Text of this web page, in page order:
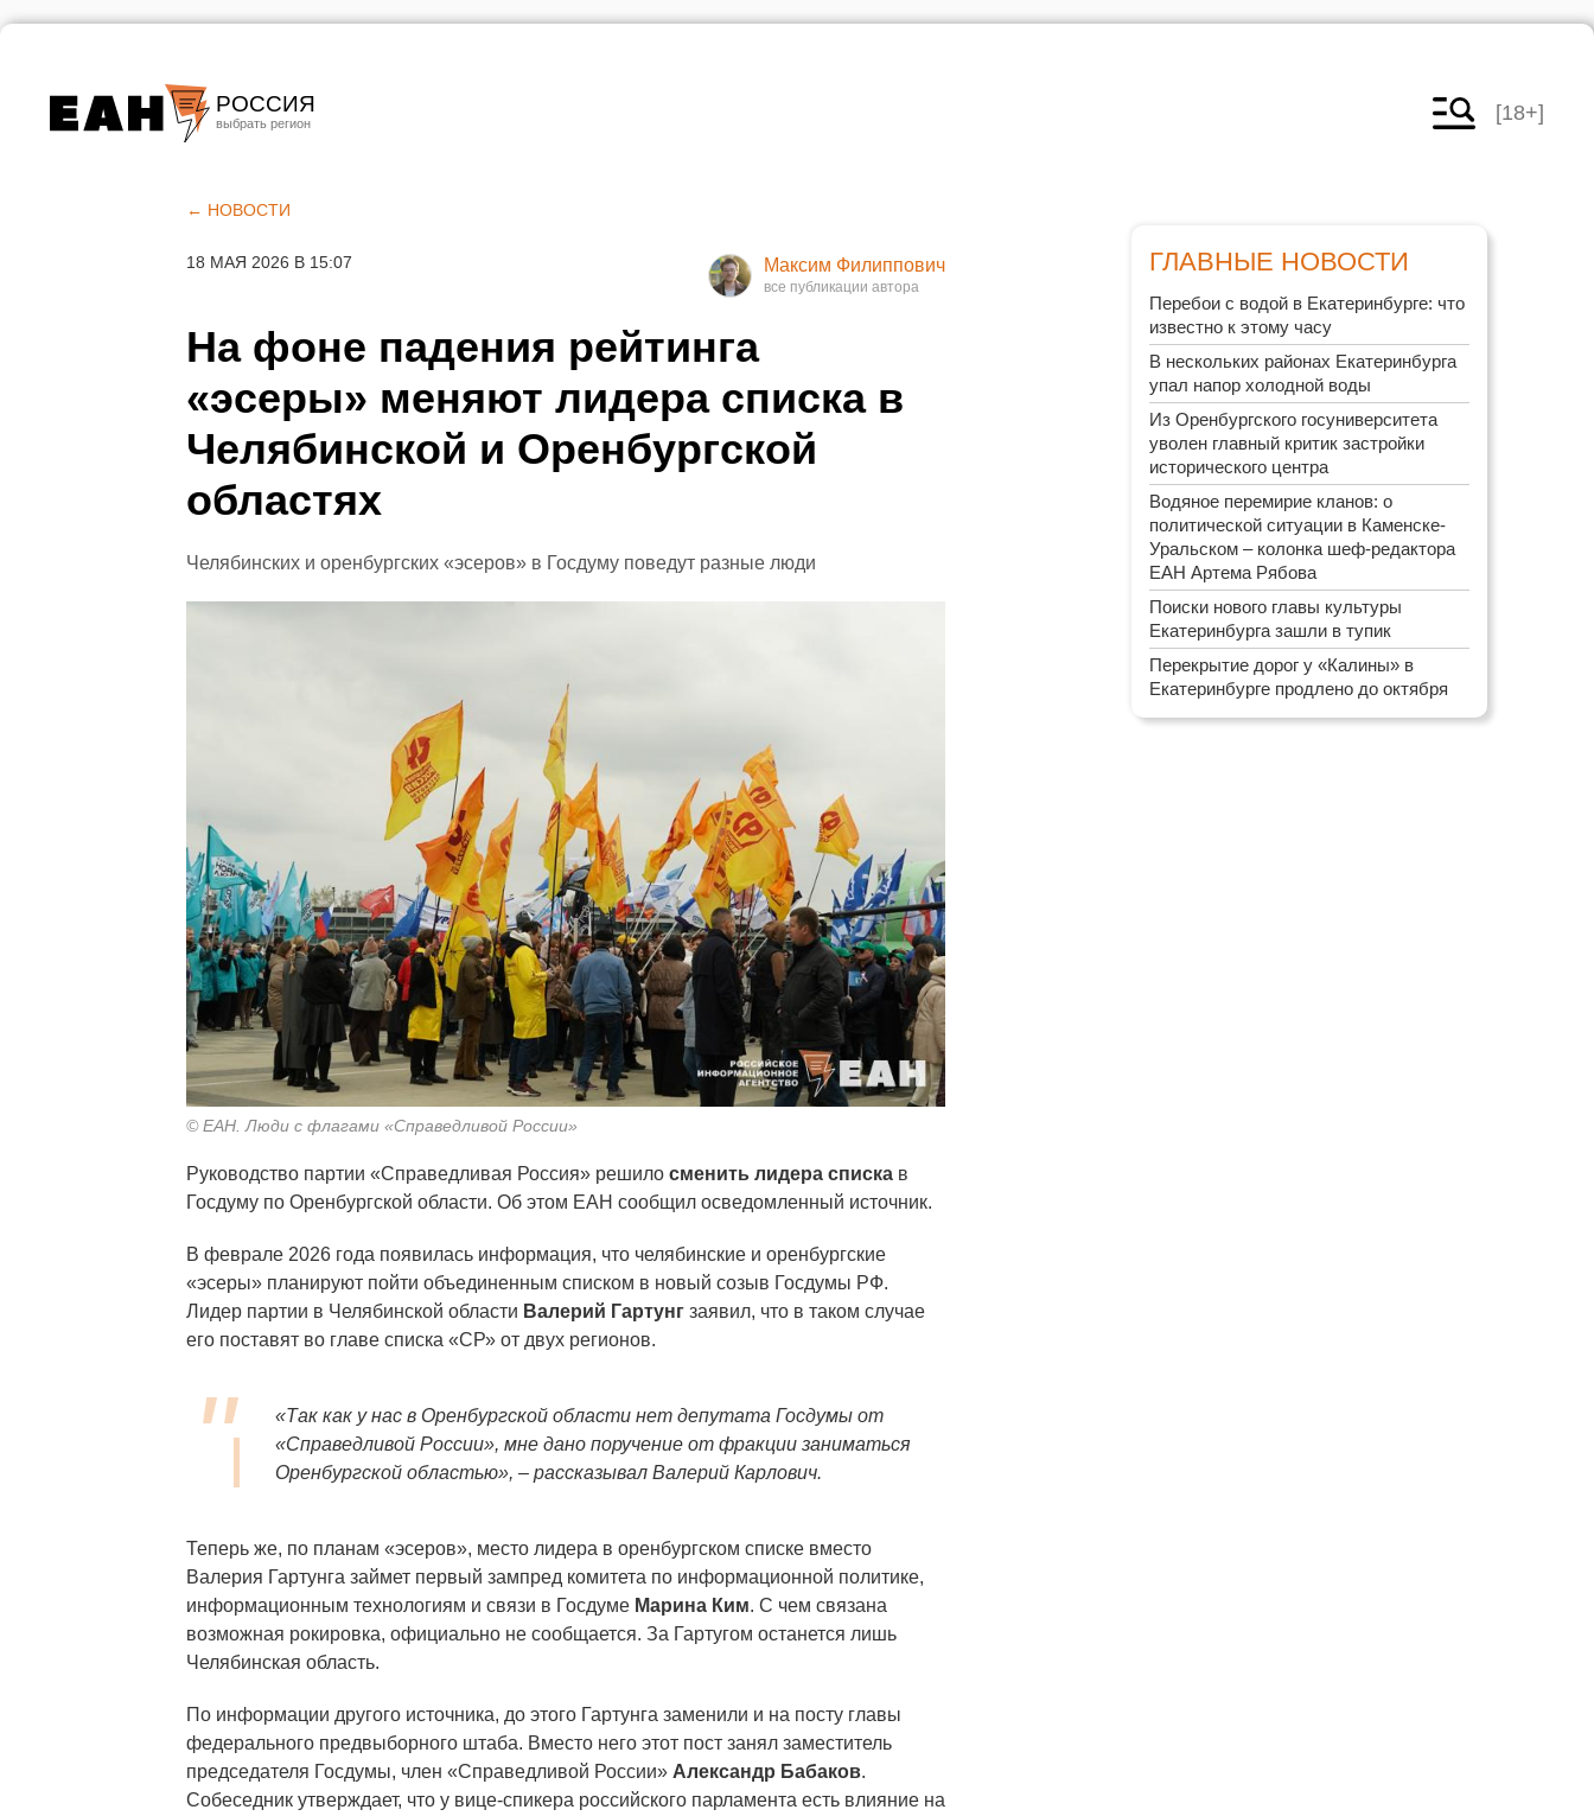
РОССИЯ
Челябинск
[18+]
← НОВОСТИ
18 МАЯ 2026 В 15:07 Максим Филиппович
На фоне падения рейтинга
«эсеры» меняют лидера списка в
Челябинской и Оренбургской
областях
Челябинских и оренбургских «эсеров» в Госдуму поведут разные люди
© ЕАН. Люди с флагами «Справедливой России»
Руководство партии «Справедливая Россия» решило сменить лидера списка в
Госдуму по Оренбургской области. Об этом ЕАН сообщил осведомленный источник.
В феврале 2026 года появилась информация, что челябинские и оренбургские
«эсеры» планируют пойти объединенным списком в новый созыв Госдумы РФ.
Лидер партии в Челябинской области Валерий Гартунг заявил, что в таком случае
его поставят во главе списка «СР» от двух регионов.
«Так как у нас в Оренбургской области нет депутата Госдумы от
«Справедливой России», мне дано поручение от фракции заниматься
Оренбургской областью», – рассказывал Валерий Карлович.
Теперь же, по планам «эсеров», место лидера в оренбургском списке вместо
Валерия Гартунга займет первый зампред комитета по информационной политике,
информационным технологиям и связи в Госдуме Марина Ким. С чем связана
возможная рокировка, официально не сообщается. За Гартугом останется лишь
Челябинская область.
По информации другого источника, до этого Гартунга заменили и на посту главы
федерального предвыборного штаба. Вместо него этот пост занял заместитель
председателя Госдумы, член «Справедливой России» Александр Бабаков.
Собеседник утверждает, что у вице-спикера российского парламента есть влияние на
ГЛАВНЫЕ НОВОСТИ
Перебои с водой в Екатеринбурге: что
известно к этому часу
В нескольких районах Екатеринбурга
упал напор холодной воды
Из Оренбургского госуниверситета
уволен главный критик застройки
исторического центра
Водяное перемирие кланов: о
политической ситуации в Каменске-
Уральском – колонка шеф-редактора
ЕАН Артема Рябова
Поиски нового главы культуры
Екатеринбурга зашли в тупик
Перекрытие дорог у «Калины» в
Екатеринбурге продлено до октября